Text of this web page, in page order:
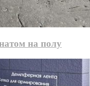
на полу